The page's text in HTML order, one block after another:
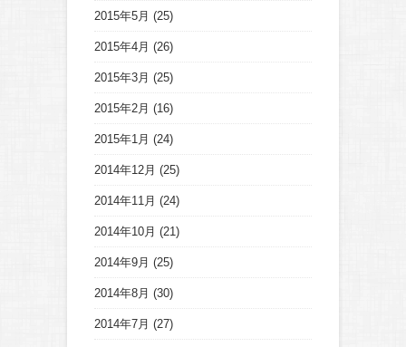
2015年5月 (25)
2015年4月 (26)
2015年3月 (25)
2015年2月 (16)
2015年1月 (24)
2014年12月 (25)
2014年11月 (24)
2014年10月 (21)
2014年9月 (25)
2014年8月 (30)
2014年7月 (27)